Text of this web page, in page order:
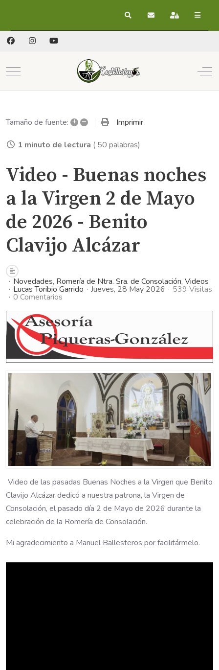
BuscarSuscribirse a las
Registrarse
Mobile Menu Toggle
Tamaño de fuente: + – Imprimir
1 minuto de lectura ( 50 palabras)
Video - Buenas noches
a la Virgen 2 de Mayo
de 2026 - Benito
Clavijo Alcázar
Novedades Romería de Ntra. Sra. de Consolación Videos
Lucas Toribio Garrido Jueves, 28 May 2026 539 Visitas
0 Comentarios
Video de las pasadas Buenas Noches a la Virgen que Benito
Clavijo Alcázar dedicó a nuestra patrona, la Virgen de
Consolación, el pasado día 2 de Mayo de 2026 durante la
celebración de la Romería de Consolación.
Mi agradecimiento a Manuel Ballesteros por facilitármelo.